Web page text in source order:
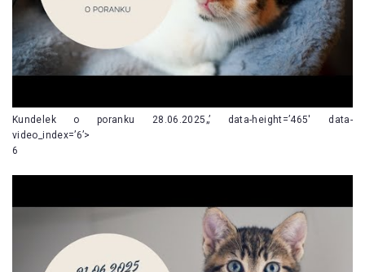
Kundelek o poranku 28.06.2025„’ data-height=’465′ data-
video_index=’6’>
6